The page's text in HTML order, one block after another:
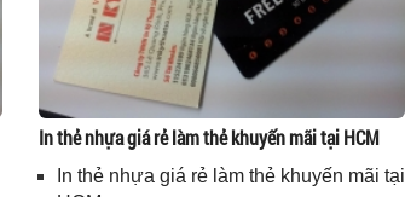
In thẻ nhựa giá rẻ làm thẻ khuyến mãi tại HCM
In thẻ nhựa giá rẻ làm thẻ khuyến mãi tại